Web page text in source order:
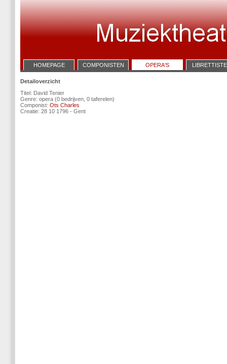
HOMEPAGE COMPONISTEN OPERA'S
Detailoverzicht
Titel: David Tenier
Genre: opera (0 bedrijven, 0 taferelen)
Componist: Ots Charles
Creatie: 28 10 1796 - Gent